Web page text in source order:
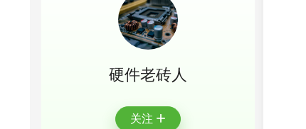
硬件老砖人
关注 +